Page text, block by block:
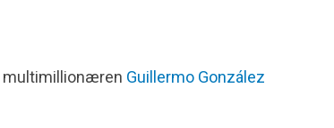
multi­millionæren Guillermo González